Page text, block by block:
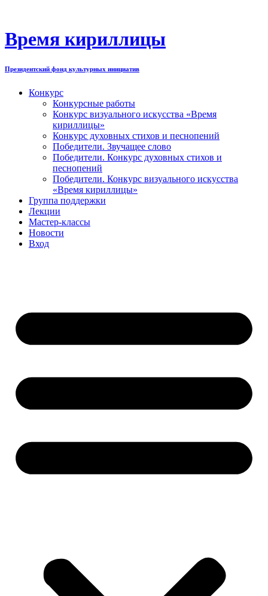
содержимому
Время кириллицы
Президентский фонд культурных инициатив
Конкурс
Конкурсные работы
Конкурс визуального искусства «Время
кириллицы»
Конкурс духовных стихов и песнопений
Победители. Звучащее слово
Победители. Конкурс духовных стихов и
песнопений
Победители. Конкурс визуального искусства
«Время кириллицы»
Группа поддержки
Лекции
Мастер-классы
Новости
Вход